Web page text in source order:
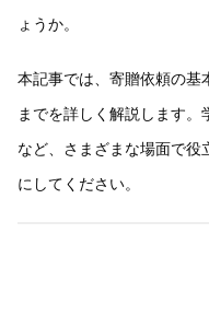
ょうか。
本記事では、寄贈依頼の基
までを詳しく解説します
など、さまざまな場面で役
にしてください。